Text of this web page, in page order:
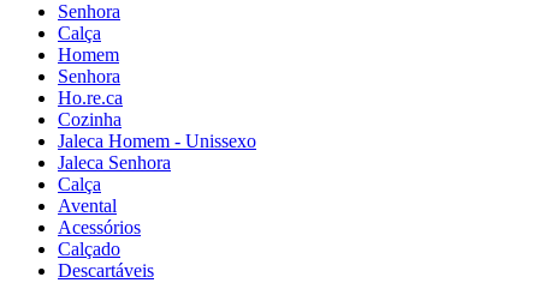
Senhora
Calça
Homem
Senhora
Ho.re.ca
Cozinha
Jaleca Homem - Unissexo
Jaleca Senhora
Calça
Avental
Acessórios
Calçado
Descartáveis